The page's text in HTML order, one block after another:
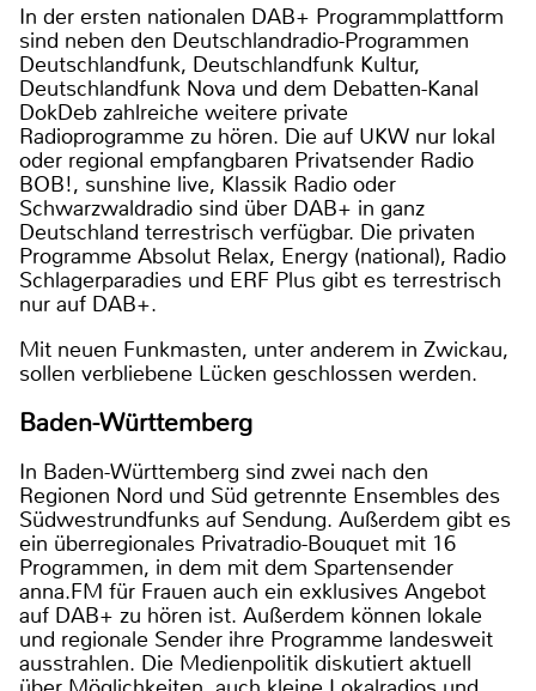
In der ersten nationalen DAB+ Programmplattform
sind neben den Deutschlandradio-Programmen
Deutschlandfunk, Deutschlandfunk Kultur,
Deutschlandfunk Nova und dem Debatten-Kanal
DokDeb zahlreiche weitere private
Radioprogramme zu hören. Die auf UKW nur lokal
oder regional empfangbaren Privatsender Radio
BOB!, sunshine live, Klassik Radio oder
Schwarzwaldradio sind über DAB+ in ganz
Deutschland terrestrisch verfügbar. Die privaten
Programme Absolut Relax, Energy (national), Radio
Schlagerparadies und ERF Plus gibt es terrestrisch
nur auf DAB+.
Mit neuen Funkmasten, unter anderem in Zwickau,
sollen verbliebene Lücken geschlossen werden.
Baden-Württemberg
In Baden-Württemberg sind zwei nach den
Regionen Nord und Süd getrennte Ensembles des
Südwestrundfunks auf Sendung. Außerdem gibt es
ein überregionales Privatradio-Bouquet mit 16
Programmen, in dem mit dem Spartensender
anna.FM für Frauen auch ein exklusives Angebot
auf DAB+ zu hören ist. Außerdem können lokale
und regionale Sender ihre Programme landesweit
ausstrahlen. Die Medienpolitik diskutiert aktuell